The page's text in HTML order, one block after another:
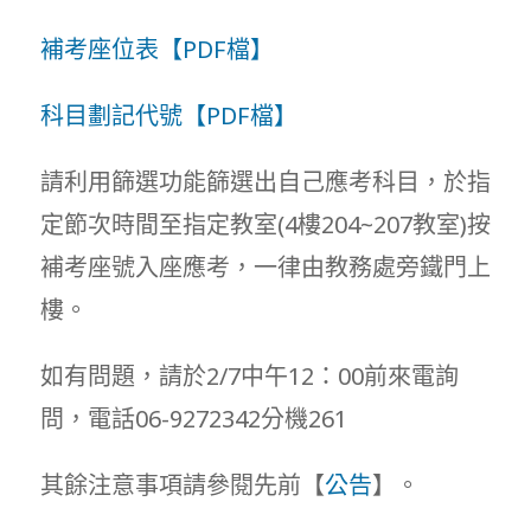
補考座位表【PDF檔】
科目劃記代號【PDF檔】
請利用篩選功能篩選出自己應考科目，於指
定節次時間至指定教室(4樓204~207教室)按
補考座號入座應考，一律由教務處旁鐵門上
樓。
如有問題，請於2/7中午12：00前來電詢
問，電話06-9272342分機261
其餘注意事項請參閱先前【公告】。